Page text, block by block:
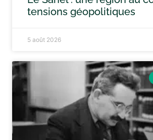
tensions géopolitiques
5 août 2026